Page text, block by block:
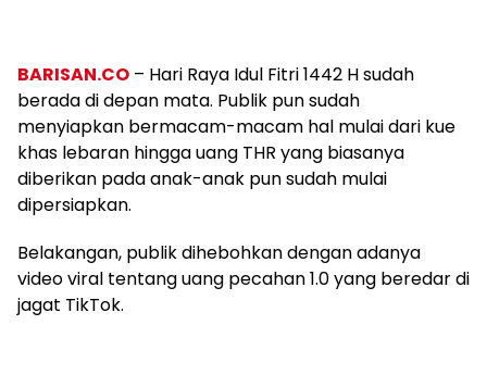
BARISAN.CO – Hari Raya Idul Fitri 1442 H sudah
berada di depan mata. Publik pun sudah
menyiapkan bermacam-macam hal mulai dari kue
khas lebaran hingga uang THR yang biasanya
diberikan pada anak-anak pun sudah mulai
dipersiapkan.
Belakangan, publik dihebohkan dengan adanya
video viral tentang uang pecahan 1.0 yang beredar di
jagat TikTok.